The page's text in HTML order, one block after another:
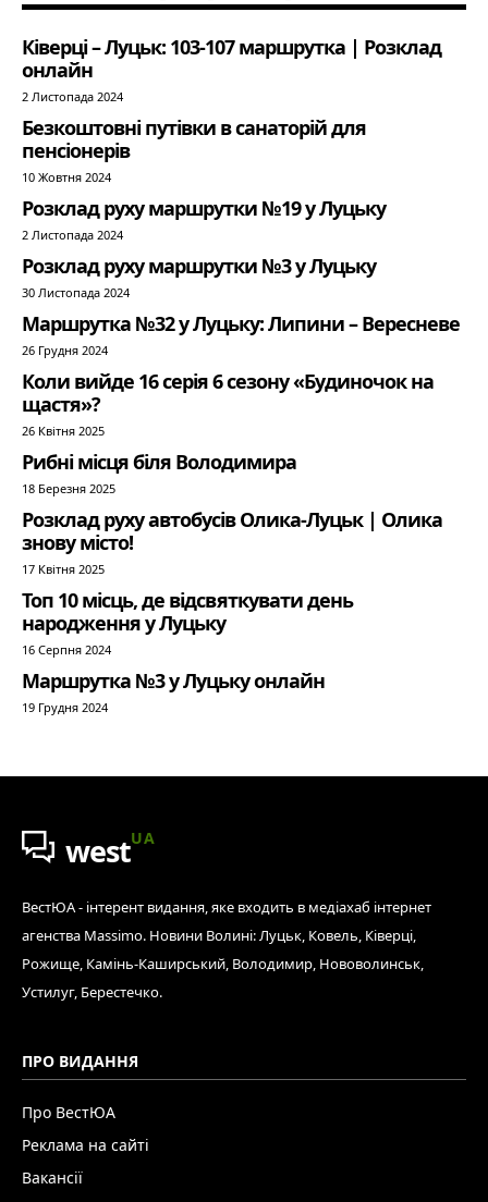
Ківерці – Луцьк: 103-107 маршрутка | Розклад
онлайн
2 Листопада 2024
Безкоштовні путівки в санаторій для
пенсіонерів
10 Жовтня 2024
Розклад руху маршрутки №19 у Луцьку
2 Листопада 2024
Розклад руху маршрутки №3 у Луцьку
30 Листопада 2024
Маршрутка №32 у Луцьку: Липини – Вересневе
26 Грудня 2024
Коли вийде 16 серія 6 сезону «Будиночок на
щастя»?
26 Квітня 2025
Рибні місця біля Володимира
18 Березня 2025
Розклад руху автобусів Олика-Луцьк | Олика
знову місто!
17 Квітня 2025
Топ 10 місць, де відсвяткувати день
народження у Луцьку
16 Серпня 2024
Маршрутка №3 у Луцьку онлайн
19 Грудня 2024
westUA
ВестЮА - інтерент видання, яке входить в медіахаб інтернет
агенства Massimo. Новини Волині: Луцьк, Ковель, Ківерці,
Рожище, Камінь-Каширський, Володимир, Нововолинськ,
Устилуг, Берестечко.
ПРО ВИДАННЯ
Про ВестЮА
Реклама на сайті
Вакансії